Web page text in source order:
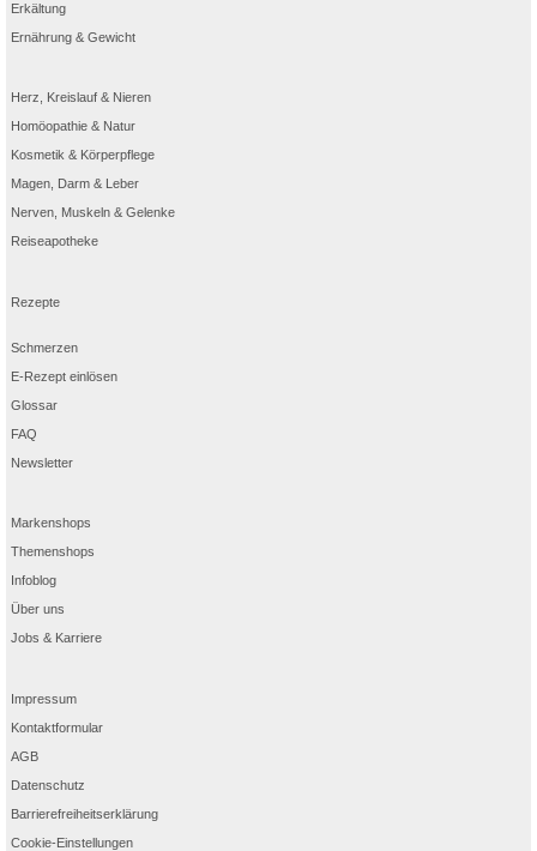
Erkältung
Ernährung & Gewicht
Herz, Kreislauf & Nieren
Homöopathie & Natur
Kosmetik & Körperpflege
Magen, Darm & Leber
Nerven, Muskeln & Gelenke
Reiseapotheke
Rezepte
Schmerzen
E-Rezept einlösen
Glossar
FAQ
Newsletter
Markenshops
Themenshops
Infoblog
Über uns
Jobs & Karriere
Impressum
Kontaktformular
AGB
Datenschutz
Barrierefreiheitserklärung
Cookie-Einstellungen